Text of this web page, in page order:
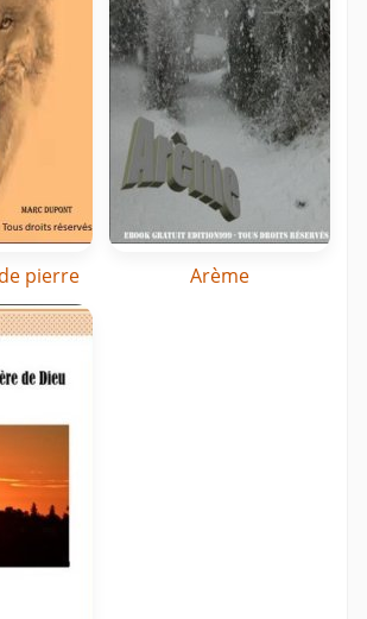
pierre Arème